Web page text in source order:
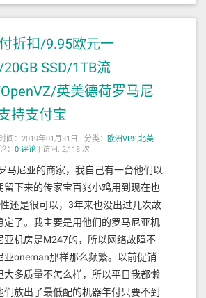
折扣/9.95欧元一
SSD/1TB流
英美德荷罗马尼
持支付宝
时间：2019年01月31日 | 分类： 欧洲VPS,北美
： 0 评论 | 访问: 2,118 次
马尼亚的商家，我自己有一台他们以
留下来的传家宝百兆小鸡用到现在也
还是很可以，3年来也没出过几次故
定了。我主要是用他们的罗马尼亚机
亚机房是M247的，所以网络故障不
亚oneman那样那么频繁。以前促销
大多质量不怎么样，所以平日我都懒
们放出了最低配的机器年付只要不到